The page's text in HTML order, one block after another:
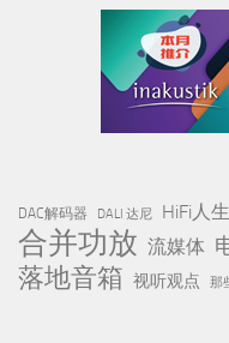
DAC解码器 DALI 达尼 HiFi人生
合并功放 流媒体
落地音箱 视听观点 那